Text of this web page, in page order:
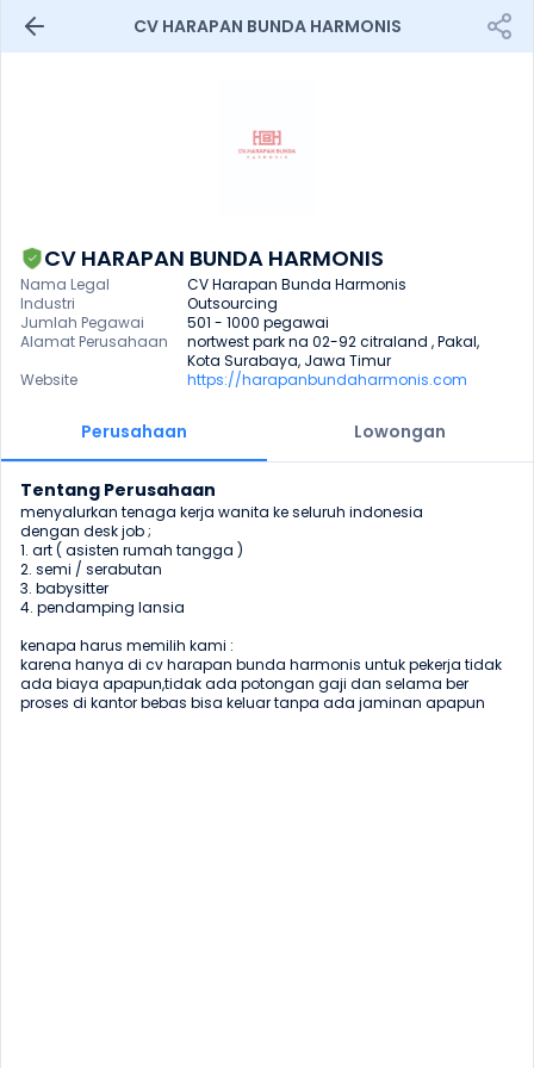
CV HARAPAN BUNDA HARMONIS
CV HARAPAN BUNDA HARMONIS
Nama Legal
CV Harapan Bunda Harmonis
Industri
Outsourcing
Jumlah Pegawai
501 - 1000 pegawai
Alamat Perusahaan
nortwest park na 02-92 citraland , Pakal,
Kota Surabaya, Jawa Timur
Website
https://harapanbundaharmonis.com
Perusahaan Lowongan
Tentang Perusahaan
menyalurkan tenaga kerja wanita ke seluruh indonesia
dengan desk job ;
1. art ( asisten rumah tangga )
2. semi / serabutan
3. babysitter
4. pendamping lansia
kenapa harus memilih kami :
karena hanya di cv harapan bunda harmonis untuk pekerja tidak
ada biaya apapun,tidak ada potongan gaji dan selama ber
proses di kantor bebas bisa keluar tanpa ada jaminan apapun